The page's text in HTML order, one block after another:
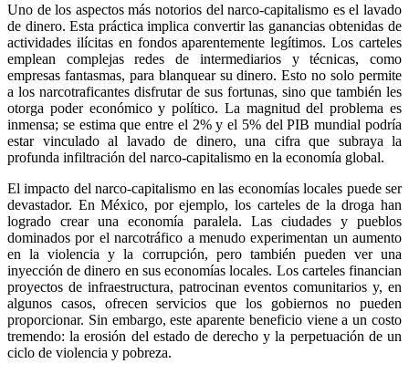
Linkedin
Uno de los aspectos más notorios del narco-capitalismo es el lavado
de dinero. Esta práctica implica convertir las ganancias obtenidas de
actividades ilícitas en fondos aparentemente legítimos. Los carteles
emplean complejas redes de intermediarios y técnicas, como
empresas fantasmas, para blanquear su dinero. Esto no solo permite
a los narcotraficantes disfrutar de sus fortunas, sino que también les
otorga poder económico y político. La magnitud del problema es
inmensa; se estima que entre el 2% y el 5% del PIB mundial podría
estar vinculado al lavado de dinero, una cifra que subraya la
profunda infiltración del narco-capitalismo en la economía global.
El impacto del narco-capitalismo en las economías locales puede ser
devastador. En México, por ejemplo, los carteles de la droga han
logrado crear una economía paralela. Las ciudades y pueblos
dominados por el narcotráfico a menudo experimentan un aumento
en la violencia y la corrupción, pero también pueden ver una
inyección de dinero en sus economías locales. Los carteles financian
proyectos de infraestructura, patrocinan eventos comunitarios y, en
algunos casos, ofrecen servicios que los gobiernos no pueden
proporcionar. Sin embargo, este aparente beneficio viene a un costo
tremendo: la erosión del estado de derecho y la perpetuación de un
ciclo de violencia y pobreza.